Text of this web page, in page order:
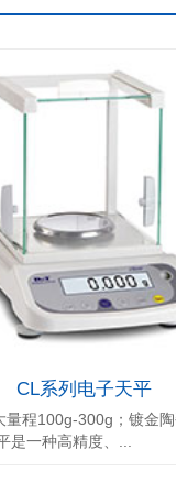
CL系列电子天平
程100g-300g；镀金
是一种高精度、...